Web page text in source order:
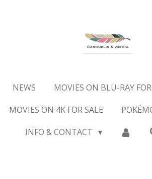
NEWS MOVIES ON BLU-RAY
MOVIES ON 4K FOR SALE
INFO & CONTACT